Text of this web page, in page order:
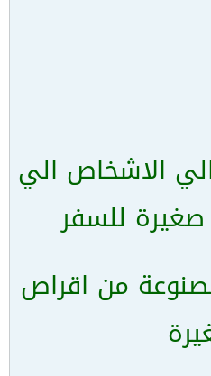
الي الاشخاص الي
للسفر
من اقراص